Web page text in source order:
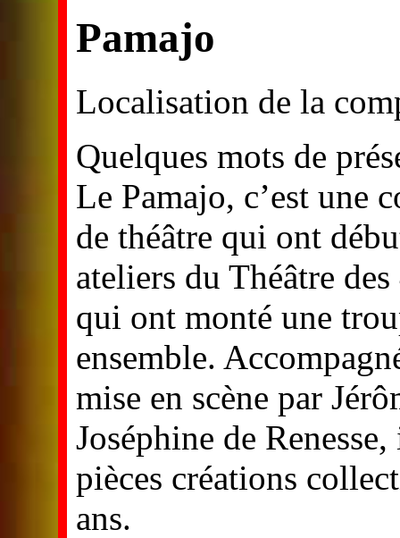
Pamajo
Localisation de la
Quelques mots de
Le Pamajo, c’est une
de théâtre qui ont
ateliers du Théâtre
qui ont monté une
ensemble.
mise en scène par
Joséphine de
pièces créations
ans.